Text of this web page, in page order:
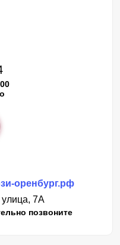
оренбург.рф
улица, 7А
позвоните